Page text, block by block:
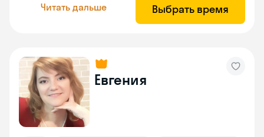
Читать дальше Выбрать время
Евгения